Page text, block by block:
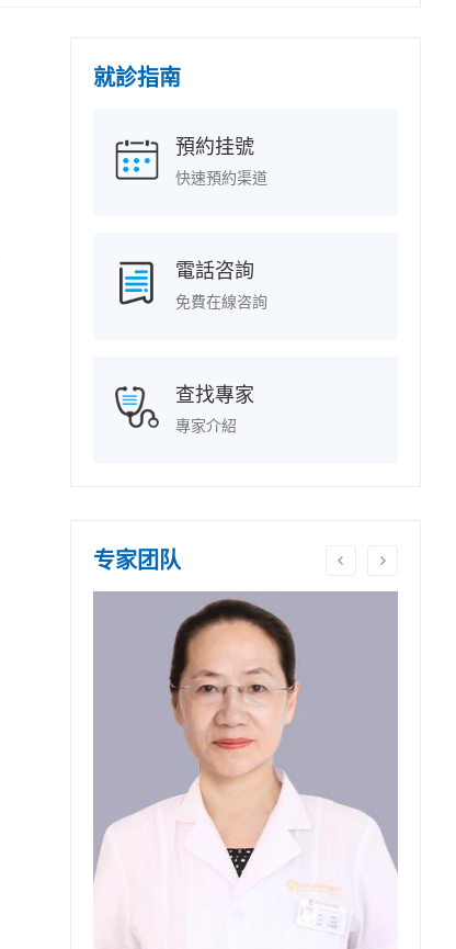
就診指南
預約挂號
快速預約渠道
電話咨詢
免費在線咨詢
查找專家
專家介紹
专家团队